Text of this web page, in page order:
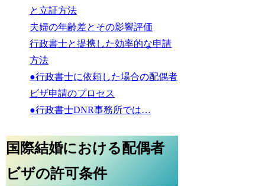
と立証方法
夫婦の年齢差とその影響評価
行政書士と提携した効率的な申請
方法
●行政書士に依頼した場合の配偶者
ビザ申請のプロセス
●行政書士DNR事務所では…
国際結婚における配偶者
ビザの許可条件